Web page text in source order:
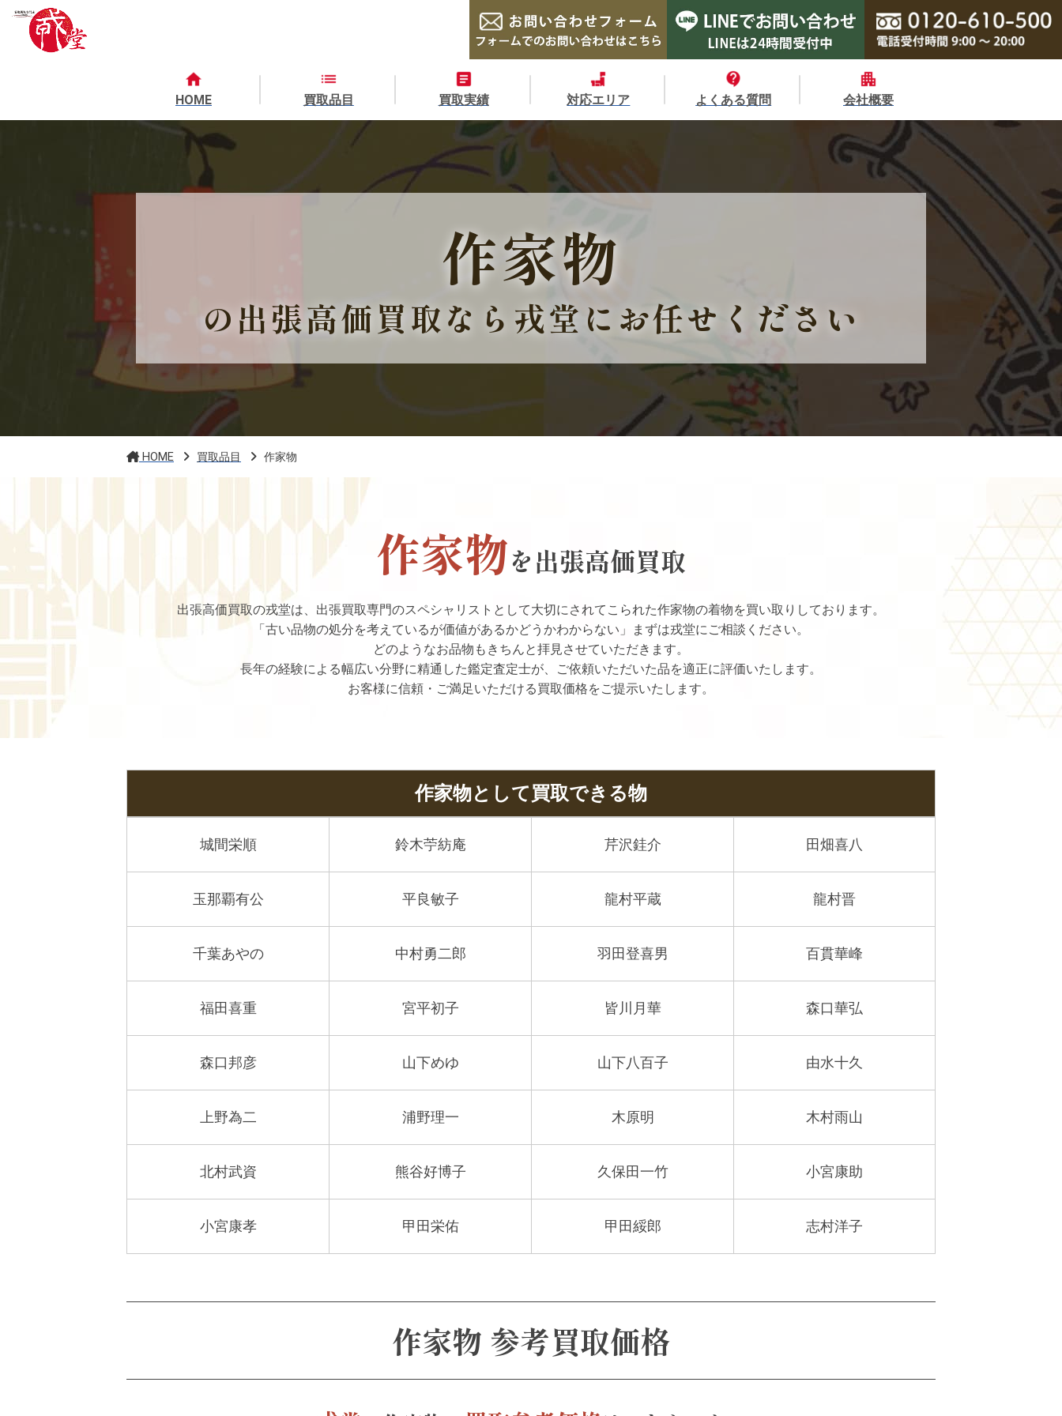
HOME 買取品目 買取実績 対応エリア よくある質問 会社概要
作家物
の出張高価買取なら戎堂にお任せください
HOME 買取品目 作家物
作家物を出張高価買取
出張高価買取の戎堂は、出張買取専門のスペシャリストとして大切にされてこられた作家物の着物を買い取りしております。
「古い品物の処分を考えているが価値があるかどうかわからない」まずは戎堂にご相談ください。
どのようなお品物もきちんと拝見させていただきます。
長年の経験による幅広い分野に精通した鑑定査定士が、ご依頼いただいた品を適正に評価いたします。
お客様に信頼・ご満足いただける買取価格をご提示いたします。
作家物として買取できる物
城間栄順 鈴木苧紡庵 芹沢銈介 田畑喜八
玉那覇有公 平良敏子 龍村平蔵 龍村晋
千葉あやの 中村勇二郎 羽田登喜男 百貫華峰
福田喜重 宮平初子 皆川月華 森口華弘
森口邦彦 山下めゆ 山下八百子 由水十久
上野為二 浦野理一 木原明 木村雨山
北村武資 熊谷好博子 久保田一竹 小宮康助
小宮康孝 甲田栄佑 甲田綏郎 志村洋子
作家物 参考買取価格